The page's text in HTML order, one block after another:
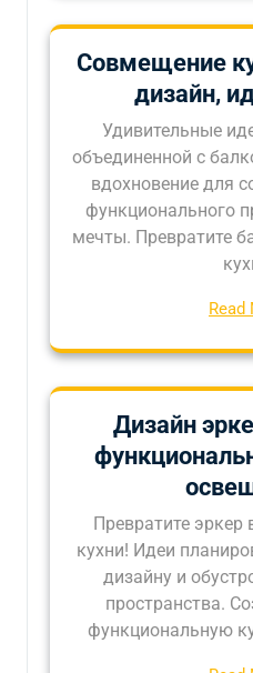
Совмещение
дизайн,
Удивительные
объединенной с
вдохновение для
функционального
мечты. Превратите
Read
Дизайн
Превратите
кухни! Идеи
дизайну и
пространства.
функциональную